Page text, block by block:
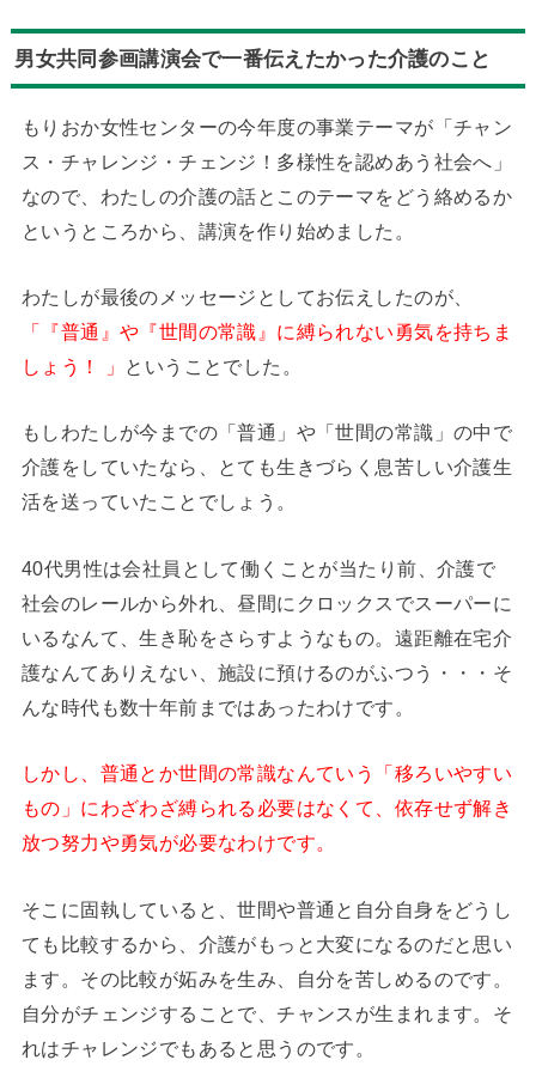
男女共同参画講演会で一番伝えたかった介護のこと
もりおか女性センターの今年度の事業テーマが「チャン
ス・チャレンジ・チェンジ！多様性を認めあう社会へ」
なので、わたしの介護の話とこのテーマをどう絡めるか
というところから、講演を作り始めました。
わたしが最後のメッセージとしてお伝えしたのが、
「『普通』や『世間の常識』に縛られない勇気を持ちま
しょう！ 」 ということでした。
もしわたしが今までの「普通」や「世間の常識」の中で
介護をしていたなら、とても生きづらく息苦しい介護生
活を送っていたことでしょう。
40代男性は会社員として働くことが当たり前、介護で
社会のレールから外れ、昼間にクロックスでスーパーに
いるなんて、生き恥をさらすようなもの。遠距離在宅介
護なんてありえない、施設に預けるのがふつう・・・そ
んな時代も数十年前まではあったわけです。
しかし、普通とか世間の常識なんていう「移ろいやすい
もの」にわざわざ縛られる必要はなくて、依存せず解き
放つ努力や勇気が必要なわけです。
そこに固執していると、世間や普通と自分自身をどうし
ても比較するから、介護がもっと大変になるのだと思い
ます。その比較が妬みを生み、自分を苦しめるのです。
自分がチェンジすることで、チャンスが生まれます。そ
れはチャレンジでもあると思うのです。